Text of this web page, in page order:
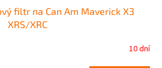
filtr na Can Am Maverick X3
XRS/XRC
10 dní